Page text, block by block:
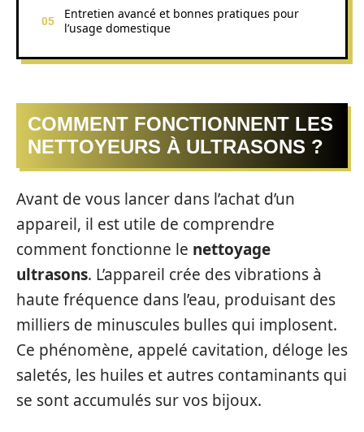
Entretien avancé et bonnes pratiques pour
l’usage domestique
COMMENT FONCTIONNENT LES
NETTOYEURS À ULTRASONS ?
Avant de vous lancer dans l’achat d’un
appareil, il est utile de comprendre
comment fonctionne le nettoyage
ultrasons. L’appareil crée des vibrations à
haute fréquence dans l’eau, produisant des
milliers de minuscules bulles qui implosent.
Ce phénomène, appelé cavitation, déloge les
saletés, les huiles et autres contaminants qui
se sont accumulés sur vos bijoux.